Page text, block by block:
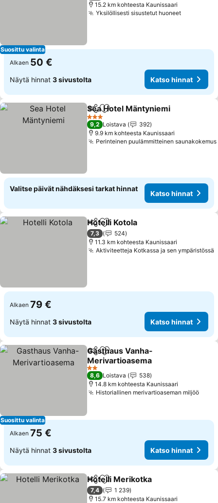
Suosittu valinta
15.2 km kohteesta Kaunissaari
Yksilöllisesti sisustetut huoneetKatso
Alkaen 50 €
Näytä hinnat 3 sivustolta Katso hinnat
Jaa Lisää suosikkeihin
Sea Hotel Mäntyniemi
3 Tähtiluokitus
9,2 Loistava
392
9.9 km kohteesta Kaunissaari
Perinteinen puulämmitteinen saunakokemus
Valitse päivät nähdäksesi tarkat hinnat
Katso hinnat
Jaa Lisää suosikkeihin
Hotelli Kotola
7,3
524
11.3 km kohteesta Kaunissaari
Aktiviteetteja Kotkassa ja sen ympäristössä
Alkaen 79 €
Näytä hinnat 3 sivustolta Katso hinnat
Suosittu valinta
Jaa Lisää suosikkeihin
Gasthaus Vanha-
Merivartioasema
Katso hinnat
2 Tähtiluokitus
8,6 Loistava
538
14.8 km kohteesta Kaunissaari
Historiallinen merivartioaseman miljöö
Alkaen 75 €
Näytä hinnat 3 sivustolta Katso hinnat
Jaa Lisää suosikkeihin
Hotelli Merikotka
7,4
1 239
15.7 km kohteesta Kaunissaari